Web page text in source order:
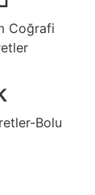
Coğrafi